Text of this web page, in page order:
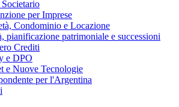
per Imprese
Condominio e Locazione
pianificazione patrimoniale e successioni
Crediti
e DPO
e Nuove Tecnologie
per l'Argentina